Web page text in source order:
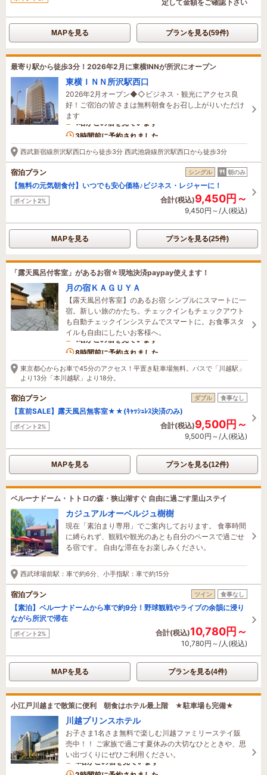
定して金額をご確認下さい
MAPを見る プランを見る(59件)
最寄り駅から徒歩3分！2026年2月に東横INNが所沢にオープン
東横ＩＮＮ所沢駅西口
2026年2月オープン◆◇ビジネス・観光にアクセス良
好！ご宿泊の皆さまは無料朝食をお召し上がりいただけ
ます
1名がこの宿を見ています
3時間前に予約されました
西武新宿線所沢駅西口から徒歩3分 西武池袋線所沢駅西口から徒歩3分
宿泊プラン シングル 朝のみ
【無料の元気朝食付】いつでも安心価格♪ビジネス・レジャーに！
ポイント2% 合計(税込)9,450円～
9,450円～/人(税込)
MAPを見る プランを見る(25件)
「露天風呂付客室」があるお宿☆現地決済paypay使えます！
月の宿ＫＡＧＵＹＡ
【露天風呂付客室】のあるお宿 シンプルにスマートに一
宿。新しい旅のかたち。チェックインもチェックアウト
も自動チェックインシステムでスマートに。お食事スタ
イルも自由にしたいお客様へ。
1名がこの宿を見ています
8時間前に予約されました
東京都心からお車で45分のアクセス！平置き駐車場無料。バスで「川越駅」
より13分「本川越駅」より18分。
宿泊プラン ダブル 食事なし
【直前SALE】露天風呂無客室★★(ｷｬｯｼｭﾚｽ決済のみ)
ポイント2% 合計(税込)9,500円～
9,500円～/人(税込)
MAPを見る プランを見る(12件)
ベルーナドーム・トトロの森・狭山湖すぐ 自由に過ごす里山ステイ
カジュアルオーベルジュ樹樹
現在「素泊まり専用」でご案内しております。 食事時間
に縛られず、観戦や観光のあとも自分のペースで過ごせ
る宿です。 自由な滞在をお楽しみください。
西武球場前駅：車で約6分、小手指駅：車で約15分
宿泊プラン ツイン 食事なし
【素泊】ベルーナドームから車で約9分！野球観戦やライブの余韻に浸り
ながら所沢で滞在
ポイント2% 合計(税込)10,780円～
10,780円～/人(税込)
MAPを見る プランを見る(4件)
小江戸川越まで散策に便利 朝食はホテル最上階 ★駐車場も完備★
川越プリンスホテル
お子さま1名さま無料で楽しむ川越ファミリーステイ販
売中！！ ご家族で過ごす夏休みの大切なひとときや、思
い出づくりにぜひご利用ください。
4名がこの宿を見ています